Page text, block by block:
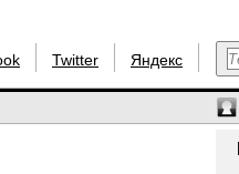
Twitter Яндекс